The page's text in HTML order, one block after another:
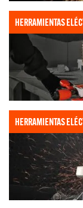
HERRAMIENTAS
HERRAMIENTAS